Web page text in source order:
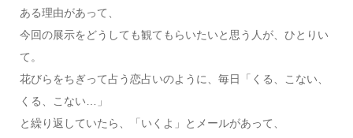
ある理由があって、
今回の展示をどうしても観てもらいたいと思う人が、ひとりい
て。
花びらをちぎって占う恋占いのように、毎日「くる、こない、
くる、こない…」
と繰り返していたら、「いくよ」とメールがあって、